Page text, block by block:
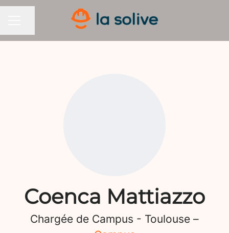
Partager la page
Coenca Mattiazzo
Chargée de Campus - Toulouse –